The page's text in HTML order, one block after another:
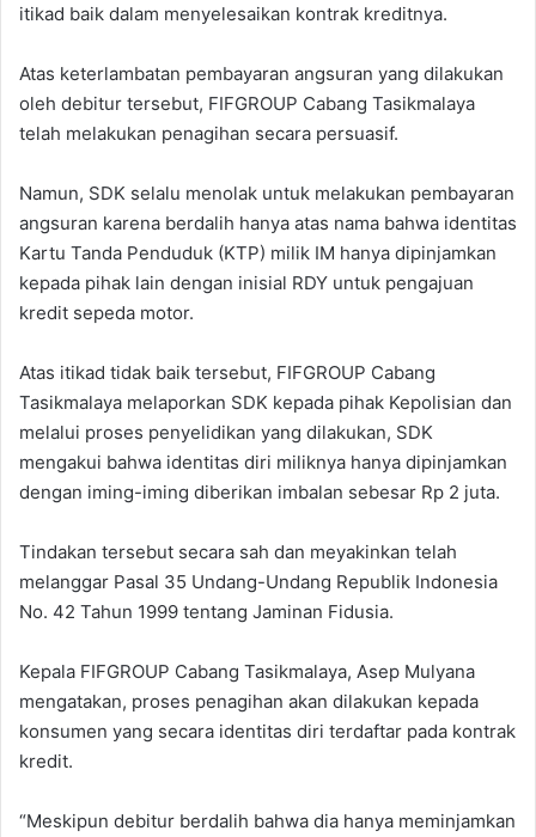
itikad baik dalam menyelesaikan kontrak kreditnya.
Atas keterlambatan pembayaran angsuran yang dilakukan
oleh debitur tersebut, FIFGROUP Cabang Tasikmalaya
telah melakukan penagihan secara persuasif.
Namun, SDK selalu menolak untuk melakukan pembayaran
angsuran karena berdalih hanya atas nama bahwa identitas
Kartu Tanda Penduduk (KTP) milik IM hanya dipinjamkan
kepada pihak lain dengan inisial RDY untuk pengajuan
kredit sepeda motor.
Atas itikad tidak baik tersebut, FIFGROUP Cabang
Tasikmalaya melaporkan SDK kepada pihak Kepolisian dan
melalui proses penyelidikan yang dilakukan, SDK
mengakui bahwa identitas diri miliknya hanya dipinjamkan
dengan iming-iming diberikan imbalan sebesar Rp 2 juta.
Tindakan tersebut secara sah dan meyakinkan telah
melanggar Pasal 35 Undang-Undang Republik Indonesia
No. 42 Tahun 1999 tentang Jaminan Fidusia.
Kepala FIFGROUP Cabang Tasikmalaya, Asep Mulyana
mengatakan, proses penagihan akan dilakukan kepada
konsumen yang secara identitas diri terdaftar pada kontrak
kredit.
“Meskipun debitur berdalih bahwa dia hanya meminjamkan